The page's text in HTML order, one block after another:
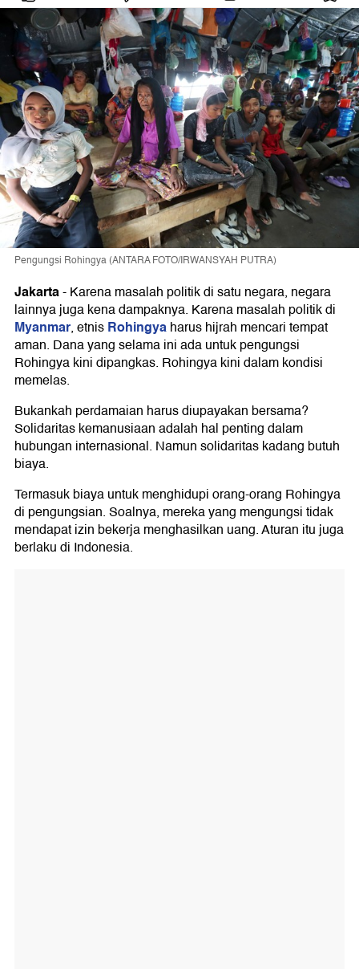
Pengungsi Rohingya (ANTARA FOTO/IRWANSYAH PUTRA)
Jakarta-Karena masalah politik di satu negara, negara
lainnya juga kena dampaknya. Karena masalah politik di
Myanmar, etnisRohingyaharus hijrah mencari tempat
aman. Dana yang selama ini ada untuk pengungsi
Rohingya kini dipangkas. Rohingya kini dalam kondisi
memelas.
Bukankah perdamaian harus diupayakan bersama?
Solidaritas kemanusiaan adalah hal penting dalam
hubungan internasional. Namun solidaritas kadang butuh
biaya.
Termasuk biaya untuk menghidupi orang-orang Rohingya
di pengungsian. Soalnya, mereka yang mengungsi tidak
mendapat izin bekerja menghasilkan uang. Aturan itu juga
berlaku di Indonesia.